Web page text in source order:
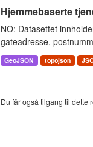
Hjemmebaserte
NO: Datasettet
gateadresse,
GeoJSON topojson
Du får også tilgang til dette